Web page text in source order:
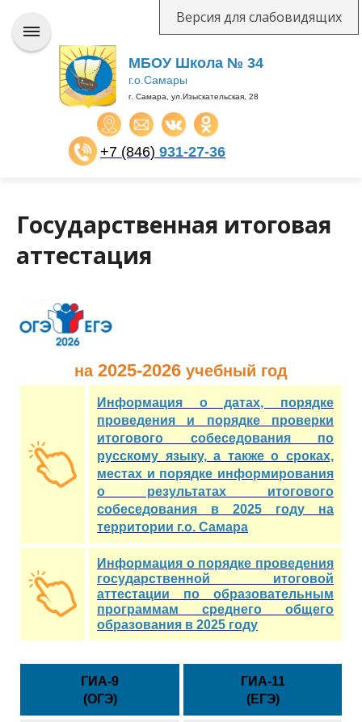
Версия для слабовидящих
МБОУ Школа № 34
г.о.Самары
г. Самара, ул.Изыскательская, 28
+7 (846) 931-27-36
Государственная итоговая
аттестация
на 2025-2026 учебный год
Информация о датах, порядке
проведения и порядке проверки
итогового собеседования по
русскому языку, а также о сроках,
местах и порядке информирования
о результатах итогового
собеседования в 2025 году на
территории г.о. Самара
Информация о порядке проведения
государственной итоговой
аттестации по образовательным
программам среднего общего
образования в 2025 году
ГИА-9
(ОГЭ)
ГИА-11
(ЕГЭ)